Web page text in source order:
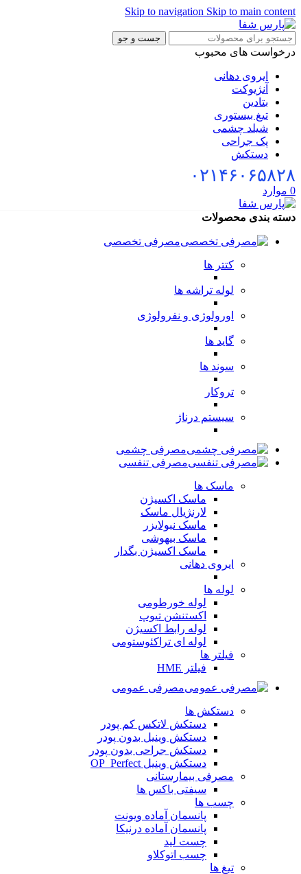
Skip to navigation Skip to main content
جست و جو
درخواست های محبوب
ایروی دهانی
آنژیوکت
بتادین
تیغ بیستوری
شیلد چشمی
پک جراحی
دستکش
۰۲۱۴۶۰۶۵۸۲۸
0 موارد
دسته بندی محصولات
مصرفی تخصصی
کتتر ها
لوله تراشه ها
اورولوژی و نفرولوژی
گاید ها
سوند ها
تروکار
سیستم درناژ
مصرفی چشمی
مصرفی تنفسی
ماسک ها
ماسک اکسیژن
لارنژیال ماسک
ماسک نبولایزر
ماسک بیهوشی
ماسک اکسیژن بگدار
ایروی دهانی
لوله ها
لوله خورطومی
اکستنشن تیوپ
لوله رابط اکسیژن
لوله ای تراکئوستومی
فیلتر ها
فیلتر HME
مصرفی عمومی
دستکش ها
دستکش لاتکس کم پودر
دستکش وینیل بدون پودر
دستکش جراحی بدون پودر
دستکش وینیل OP_Perfect
مصرفی بیمارستانی
سیفتی باکس ها
چسب ها
پانسمان آماده ویونت
پانسمان آماده درنیکا
چست لید
چسب اتوکلاو
تیغ ها